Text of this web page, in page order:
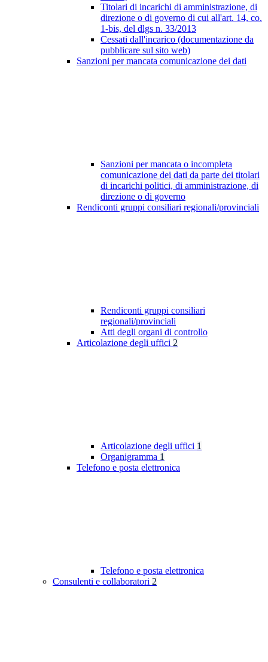
Titolari di incarichi di amministrazione, di
direzione o di governo di cui all'art. 14, co.
1-bis, del dlgs n. 33/2013
Cessati dall'incarico (documentazione da
pubblicare sul sito web)
Sanzioni per mancata comunicazione dei dati
Sanzioni per mancata o incompleta
comunicazione dei dati da parte dei titolari
di incarichi politici, di amministrazione, di
direzione o di governo
Rendiconti gruppi consiliari regionali/provinciali
Rendiconti gruppi consiliari
regionali/provinciali
Atti degli organi di controllo
Articolazione degli uffici 2
Articolazione degli uffici 1
Organigramma 1
Telefono e posta elettronica
Telefono e posta elettronica
Consulenti e collaboratori 2